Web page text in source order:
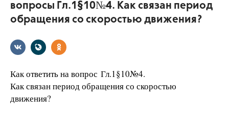
вопросы Гл.1§10№4. Как связан период
обращения со скоростью движения?
Как ответить на вопрос Гл.1§10№4.
Как связан период обращения со скоростью
движения?